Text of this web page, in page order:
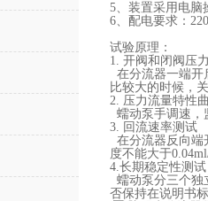
5、装置采用 电脑
6、配电要求：
试验原理：
1. 开阀和闭阀压
在分流器一端开
比较大的时候，
2. 压力流量特性
蠕动泵手调速，
3. 回流速率测试
在分流器反向端
度不能大于
4.长期稳定性测试
蠕动泵分三个独
否保持在说明书标